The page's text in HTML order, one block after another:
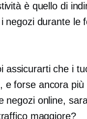
è quello di
negozi durante le
assicurarti che i
e forse ancora
negozi online,
maggiore?